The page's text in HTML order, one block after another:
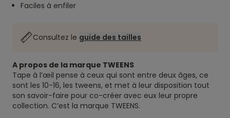
Faciles à enfiler
Consultez le guide des tailles
A propos de la marque TWEENS
Tape à l’œil pense à ceux qui sont entre deux âges, ce
sont les 10-16, les tweens, et met à leur disposition tout
son savoir-faire pour co-créer avec eux leur propre
collection. C’est la marque TWEENS.